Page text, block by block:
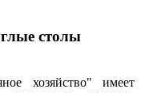
столы
хозяйство" имеет